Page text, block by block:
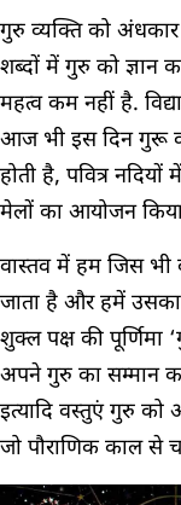
गुरु व्यक्ति को
शब्दों में गुरु को
महत्व कम नहीं है.
आज भी इस दिन गुरू
होती है, पवित्र
मेलों का आयोजन
वास्तव में हम जिस भी
जाता है और हमें
शुक्ल पक्ष की पूर्णिमा
अपने गुरु का सम्मान
इत्यादि वस्तुएं गुरु को
जो पौराणिक काल से